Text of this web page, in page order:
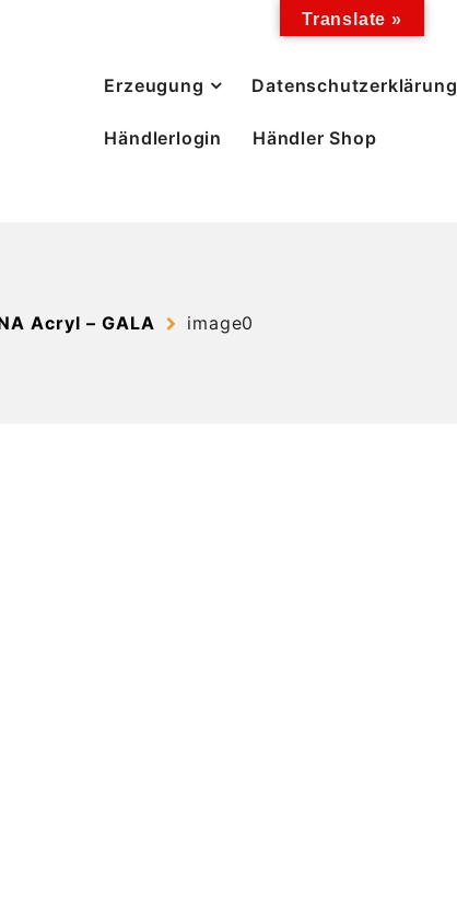
Erzeugung Datenschutzerklärung
Händlerlogin Händler Shop
Acryl – GALA image0
Translate »